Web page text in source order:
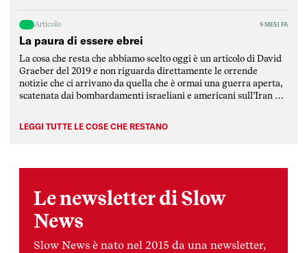
Sicilia. L’inchiesta è stata scritta […]
Articolo 5 MESI FA
La paura di essere ebrei
La cosa che resta che abbiamo scelto oggi è un articolo di David
Graeber del 2019 e non riguarda direttamente le orrende
notizie che ci arrivano da quella che è ormai una guerra aperta,
scatenata dai bombardamenti israeliani e americani sull’Iran e
LEGGI TUTTE LE COSE CHE RESTANO
Le newsletter di Slow
News
Slow News è nato nel 2015 da una newsletter,